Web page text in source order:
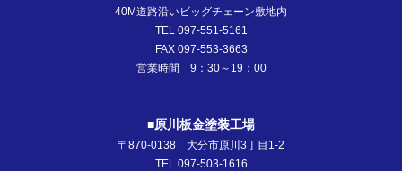
40M道路沿いビッグチェーン敷地内
TEL 097-551-5161
FAX 097-553-3663
営業時間 9：30～19：00
■原川板金塗装工場
〒870-0138 大分市原川3丁目1-2
TEL 097-503-1616